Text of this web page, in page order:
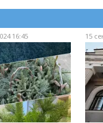
16:45 15